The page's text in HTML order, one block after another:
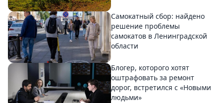
Самокатный сбор: найдено
решение проблемы
самокатов в Ленинградской
области
Блогер, которого хотят
оштрафовать за ремонт
дорог, встретился с «Новыми
людьми»